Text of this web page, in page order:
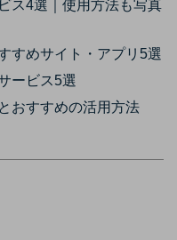
ス4選｜使用方法も写真
すめサイト・アプリ5選
ービス5選
おすすめの活用方法